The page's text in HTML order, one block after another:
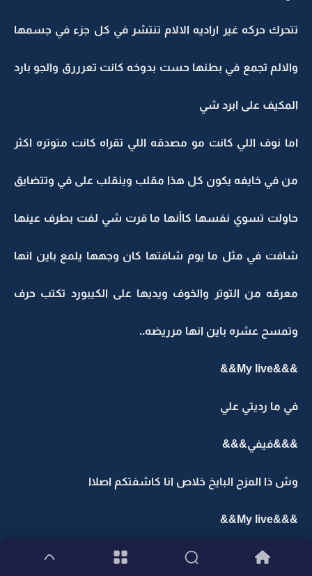
تتحرك حركه غير اراديه الالام تنتشر في كل جزء في جسمها
والالم تجمع في بطنها حست بدوخه كانت تعرررق والجو بارد
المكيف على ابرد شي
اما نوف اللي كانت مو مصدقه اللي تقراه كانت متوتره اكثر
من في خايفه يكون كل هذا مقلب وينقلب على في وتتضايق
حاولت تسوي نفسها كاأنها ما قرت شي لفت بطرف عينها
شافت في مثل ما يوم شافتها كان وجهها يلمع باين انها
معرقه من التوتر والخوف ويديها على الكيبورد تكتب حرف
وتمسح عشره باين انها مرريضه..
&&&My live&&
في ما رديتي علي
&&&فيفي&&&
وش ذا المزح البايخ خلاص انا كاشفتكم اصلاا
&&&My live&&
ليش انتي مو مصدقه لحد الحين!!